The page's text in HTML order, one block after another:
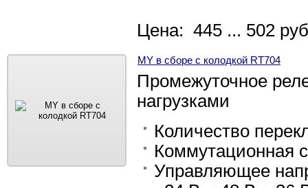
Цена: 445 ... 502
MY в сборе с колодкой RT704
Промежуточное
нагрузками
Количество
Коммутационная
Управляющее